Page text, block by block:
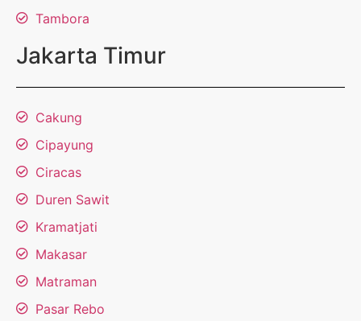
Tambora
Jakarta Timur
Cakung
Cipayung
Ciracas
Duren Sawit
Kramatjati
Makasar
Matraman
Pasar Rebo